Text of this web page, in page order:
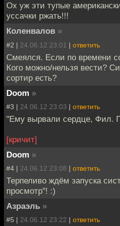
Ох уж эти тупые
уссачки ржать!!!
Коленвалов »
#2 | 24.06.12 23:01 | ответить
Смеялся. Если по времени
Кого можно/нельзя вести?
сортир есть?
Doom »
#3 | 24.06.12 23:03 | ответить
"Ему вырвали сердце, Фил.
[кричит]
Doom »
#4 | 24.06.12 23:08 | ответить
Терпеливо ждём запуска
просмотр"! :)
Азраэль »
#5 | 24.06.12 23:22 | ответить